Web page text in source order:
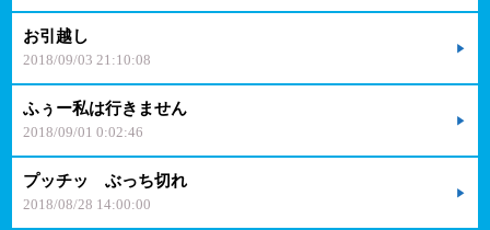
お引越し
2018/09/03 21:10:08
ふぅー私は行きません
2018/09/01 0:02:46
プッチッ ぶっち切れ
2018/08/28 14:00:00